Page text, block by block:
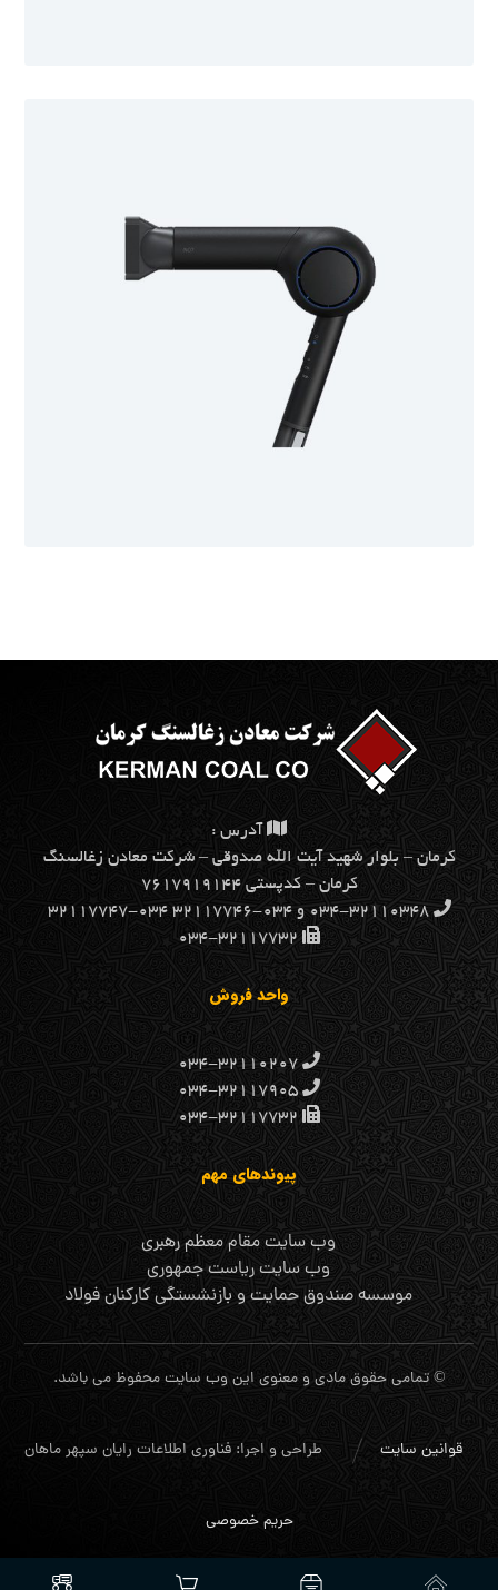
آدرس :
كرمان – بلوار شهيد آيت الله صدوقي – شركت معادن زغالسنگ
كرمان – کدپستی ۷۶۱۷۹۱۹۱۴۴
۰۳۴-۳۲۱۱۰۳۴۸ و ۰۳۴-۳۲۱۱۷۷۴۶ ۰۳۴-۳۲۱۱۷۷۴۷
۰۳۴-۳۲۱۱۷۷۳۲
واحد فروش
۰۳۴-۳۲۱۱۰۲۰۷
۰۳۴-۳۲۱۱۷۹۰۵
۰۳۴-۳۲۱۱۷۷۳۲
پیوندهای مهم
وب سایت مقام معظم رهبری
وب سایت ریاست جمهوری
موسسه صندوق حمایت و بازنشستگی کارکنان فولاد
© تمامی حقوق مادی و معنوی این وب سایت محفوظ می باشد.
طراحی و اجرا: فناوری اطلاعات رایان سپهر ماهان قوانین سایت
حریم خصوصی